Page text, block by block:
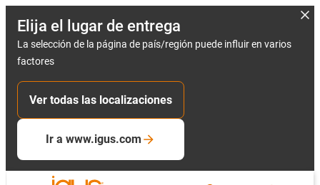
Elija el lugar de entrega
La selección de la página de país/región puede influir en varios
factores
Ver todas las localizaciones
Ir a www.igus.com